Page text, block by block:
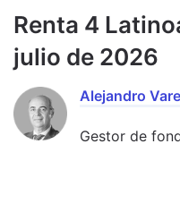
Renta 4
julio de 2026
Alejandro
Gestor de